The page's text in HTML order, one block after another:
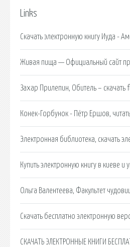
Links
Скачать электронную книгу Иуда -
Живая пища — Официальный сайт
Захар Прилепин, Обитель – скачать
Конек-Горбунок - Пётр Ершов,
Электронная библиотека, скачать
Купить электронную книгу в киеве и
Ольга Валентеева, Факультет
Скачать бесплатно электронную
СКАЧАТЬ ЭЛЕКТРОННЫЕ КНИГИ